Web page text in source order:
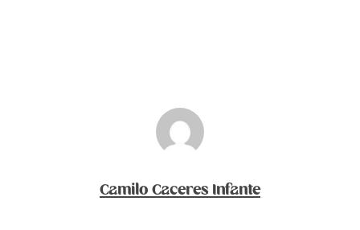
Camilo Caceres Infante